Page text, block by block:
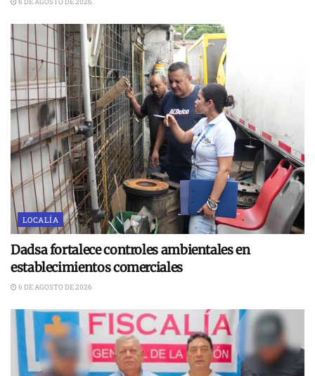
6 DE AGOSTO DE 2026
LOCALÍA
Dadsa fortalece controles ambientales en
establecimientos comerciales
6 DE AGOSTO DE 2026